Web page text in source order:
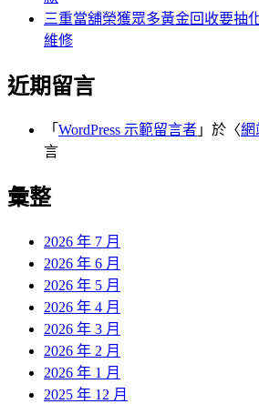
三重當舖榮獲眾多黃金回收要抽
維修
近期留言
「 WordPress 示範留言者 」於〈網
言
彙整
2026 年 7 月
2026 年 6 月
2026 年 5 月
2026 年 4 月
2026 年 3 月
2026 年 2 月
2026 年 1 月
2025 年 12 月